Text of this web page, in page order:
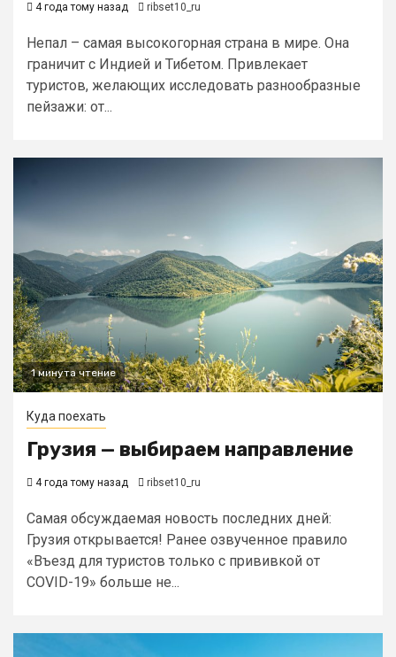
4 года тому назад ribset10_ru
Непал – самая высокогорная страна в мире. Она
граничит с Индией и Тибетом. Привлекает
туристов, желающих исследовать разнообразные
пейзажи: от...
1 минута чтение
Куда поехать
Грузия — выбираем направление
4 года тому назад ribset10_ru
Самая обсуждаемая новость последних дней:
Грузия открывается! Ранее озвученное правило
«Въезд для туристов только с прививкой от
COVID-19» больше не...